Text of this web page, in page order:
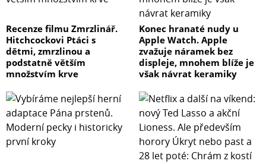
Recenze filmu Zmrzlinář.
Hitchcockovi Ptáci s
dětmi, zmrzlinou a
podstatně větším
množstvím krve
Konec hranaté nudy u
Apple Watch. Apple
zvažuje náramek bez
displeje, mnohem blíže je
však návrat keramiky